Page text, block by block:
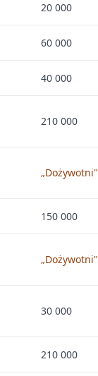
20 000
60 000
40 000
210 000
„Dożywotni"
150 000
„Dożywotni"
30 000
210 000